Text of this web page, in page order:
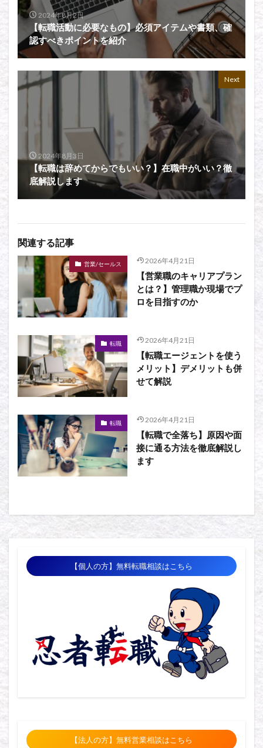
2024年8月2日
【転職活動に必要なもの】必須アイテムや書類、確
認すべきポイントを紹介
Next
2024年8月3日
【転職は辞めてからでもいい？】在職中がいい？徹
底解説します
関連する記事
営業/セールス 2026年4月21日
【営業職のキャリアプラン
とは？】管理職か現場でプ
ロを目指すのか
転職 2026年4月21日
【転職エージェントを使う
メリット】デメリットも併
せて解説
転職 2026年4月21日
【転職で全落ち】原因や面
接に通る方法を徹底解説し
ます
【個人の方】無料転職相談はこちら
【法人の方】無料営業相談はこちら